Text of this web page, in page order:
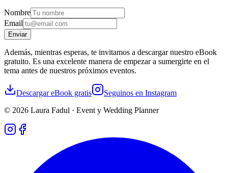
Nombre
Email
Enviar
Además, mientras esperas, te invitamos a descargar nuestro eBook
gratuito. Es una excelente manera de empezar a sumergirte en el
tema antes de nuestros próximos eventos.
Descargar eBook gratis
Seguinos en Instagram
© 2026 Laura Fadul · Event y Wedding Planner